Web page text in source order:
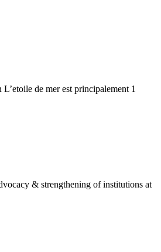
de mer est principalement 1
& strengthening of institutions at